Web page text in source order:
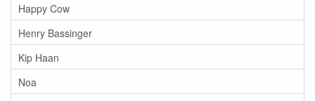
Happy Cow
Henry Bassinger
Kip Haan
Noa